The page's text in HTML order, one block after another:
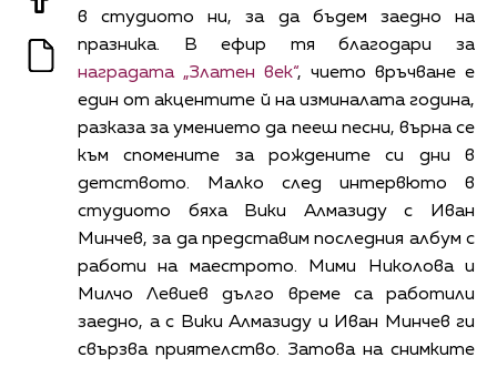
в студиото ни, за да бъдем заедно на
празника. В ефир тя благодари за
наградата „Златен век“, чието връчване е
един от акцентите й на изминалата година,
разказа за умението да пееш песни, върна се
към спомените за рождените си дни в
детството. Малко след интервюто в
студиото бяха Вики Алмазиду с Иван
Минчев, за да представим последния албум с
работи на маестрото. Мими Николова и
Милчо Левиев дълго време са работили
заедно, а с Вики Алмазиду и Иван Минчев ги
свързва приятелство. Затова на снимките